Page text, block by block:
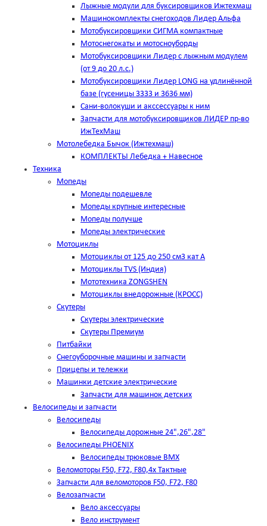
Лыжные модули для буксировщиков Ижтехмаш
Машинокомплекты снегоходов Лидер Альфа
Мотобуксировщики СИГМА компактные
Мотоснегокаты и мотосноуборды
Мотобуксировщики Лидер с лыжным модулем
(от 9 до 20 л.с.)
Мотобуксировщики Лидер LONG на удлинённой
базе (гусеницы 3333 и 3636 мм)
Сани-волокуши и акссессуары к ним
Запчасти для мотобуксировщиков ЛИДЕР пр-во
ИжТехМаш
Мотолебедка Бычок (Ижтехмаш)
КОМПЛЕКТЫ Лебедка + Навесное
Техника
Мопеды
Мопеды подешевле
Мопеды крупные интересные
Мопеды получше
Мопеды электрические
Мотоциклы
Мотоциклы от 125 до 250 см3 кат А
Мотоциклы TVS (Индия)
Мототехника ZONGSHEN
Мотоциклы внедорожные (КРОСС)
Скутеры
Скутеры электрические
Скутеры Премиум
Питбайки
Снегоуборочные машины и запчасти
Прицепы и тележки
Машинки детские электрические
Запчасти для машинок детских
Велосипеды и запчасти
Велосипеды
Велосипеды дорожные 24",26",28"
Велосипеды PHOENIX
Велосипеды трюковые BMX
Веломоторы F50, F72, F80,4х Тактные
Запчасти для веломоторов F50, F72, F80
Велозапчасти
Вело аксессуары
Вело инструмент